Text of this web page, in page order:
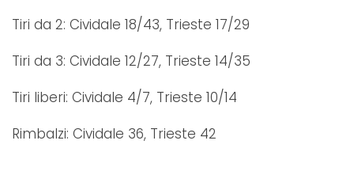
Tiri da 2: Cividale 18/43, Trieste 17/29
Tiri da 3: Cividale 12/27, Trieste 14/35
Tiri liberi: Cividale 4/7, Trieste 10/14
Rimbalzi: Cividale 36, Trieste 42